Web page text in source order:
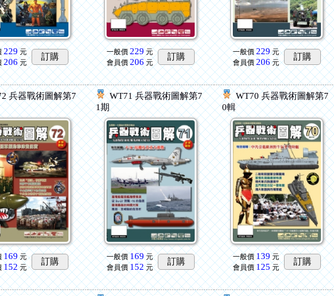
229元
206元
訂購 一般價 229元
會員價 206 元
訂購 一般價 229元
會員價 206元
訂購
兵器戰術圖解第7
169元
152元
訂購
WT71 兵器戰術圖解第7
1期
一般價 169元
會員價 152元
訂購
WT70 兵器戰術圖解第7
0輯
一般價 139元
會員價 125元
訂購